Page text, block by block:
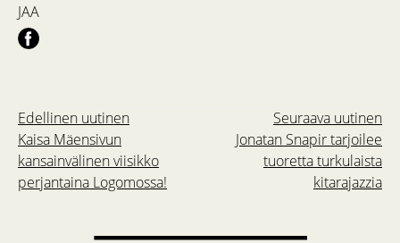
JAA
Seuraava uutinen
Jonatan Snapir tarjoilee
tuoretta turkulaista
kitarajazzia
Edellinen uutinen
Kaisa Mäensivun
kansainvälinen viisikko
perjantaina Logomossa!